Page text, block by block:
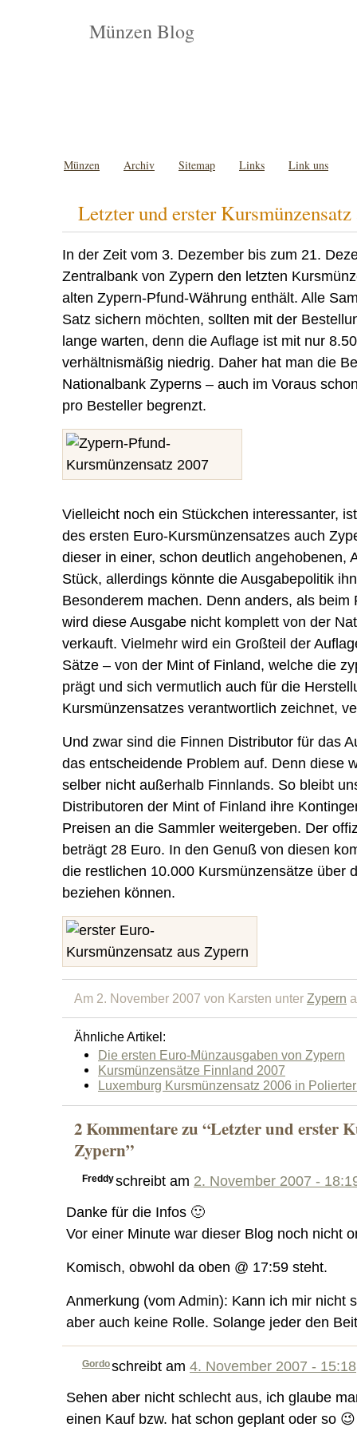
Münzen Blog
Münzen Archiv Sitemap Links Link uns
Letzter und erster Kursmünzensatz
In der Zeit vom 3. Dezember bis zum 21.
Zentralbank von Zypern den letzten
alten Zypern-Pfund-Währung enthält. Alle
Satz sichern möchten, sollten mit der
lange warten, denn die Auflage ist mit nur
verhältnismäßig niedrig. Daher hat man die
Nationalbank Zyperns – auch im Voraus
pro Besteller begrenzt.
Vielleicht noch ein Stückchen interessanter,
des ersten Euro-Kursmünzensatzes auch
dieser in einer, schon deutlich angehobenen,
Stück, allerdings könnte die Ausgabepolitik
Besonderem machen. Denn anders, als beim
wird diese Ausgabe nicht komplett von der
verkauft. Vielmehr wird ein Großteil der
Sätze – von der Mint of Finland, welche die
prägt und sich vermutlich auch für die
Kursmünzensatzes verantwortlich zeichnet,
Und zwar sind die Finnen Distributor für das
das entscheidende Problem auf. Denn diese
selber nicht außerhalb Finnlands. So bleibt
Distributoren der Mint of Finland ihre
Preisen an die Sammler weitergeben. Der
beträgt 28 Euro. In den Genuß von diesen
die restlichen 10.000 Kursmünzensätze über
beziehen können.
Am 2. November 2007 von Karsten unter Zypern
Ähnliche Artikel:
Die ersten Euro-Münzausgaben von Zypern
Kursmünzensätze Finnland 2007
Luxemburg Kursmünzensatz 2006 in
2 Kommentare zu “Letzter und erster
Zypern”
Freddyschreibt am 2. November 2007 -
Danke für die Infos 🙂
Vor einer Minute war dieser Blog noch nicht
Komisch, obwohl da oben @ 17:59 steht.
Anmerkung (vom Admin): Kann ich mir nicht
aber auch keine Rolle. Solange jeder den
Gordoschreibt am 4. November 2007 - 15:18
Sehen aber nicht schlecht aus, ich glaube
einen Kauf bzw. hat schon geplant oder so